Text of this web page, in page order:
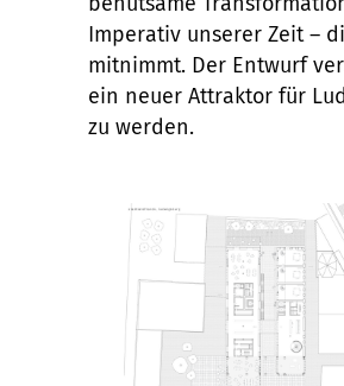
Imperativ unserer Zeit –
mitnimmt. Der Entwurf
ein neuer Attraktor für
zu werden.